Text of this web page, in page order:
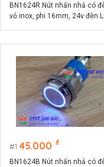
BN1624R Nút nhấn nhả có
vỏ inox, phi 16mm, 24v đèn
1 45.000 ₫
BN1624B Nút nhấn nhả có